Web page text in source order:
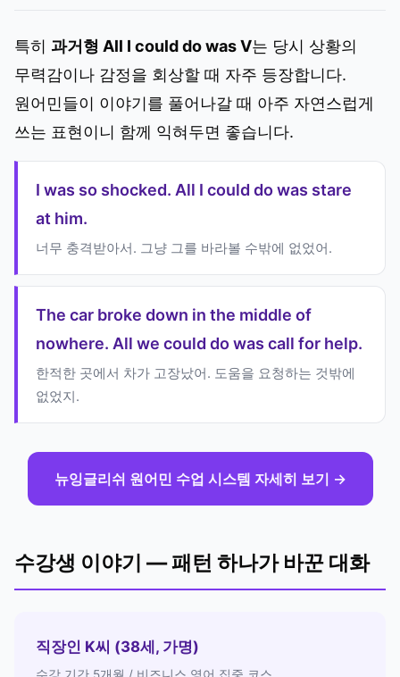
특히 과거형 All I could do was V는 당시 상황의
무력감이나 감정을 회상할 때 자주 등장합니다.
원어민들이 이야기를 풀어나갈 때 아주 자연스럽게
쓰는 표현이니 함께 익혀두면 좋습니다.
I was so shocked. All I could do was stare
at him.
너무 충격받아서. 그냥 그를 바라볼 수밖에 없었어.
The car broke down in the middle of
nowhere. All we could do was call for help.
한적한 곳에서 차가 고장났어. 도움을 요청하는 것밖에
없었지.
뉴잉글리쉬 원어민 수업 시스템 자세히 보기 →
수강생 이야기 — 패턴 하나가 바꾼 대화
직장인 K씨 (38세, 가명)